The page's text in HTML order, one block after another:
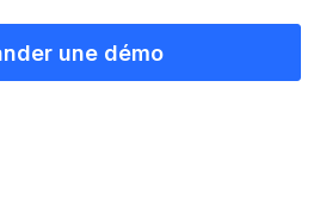
une démo